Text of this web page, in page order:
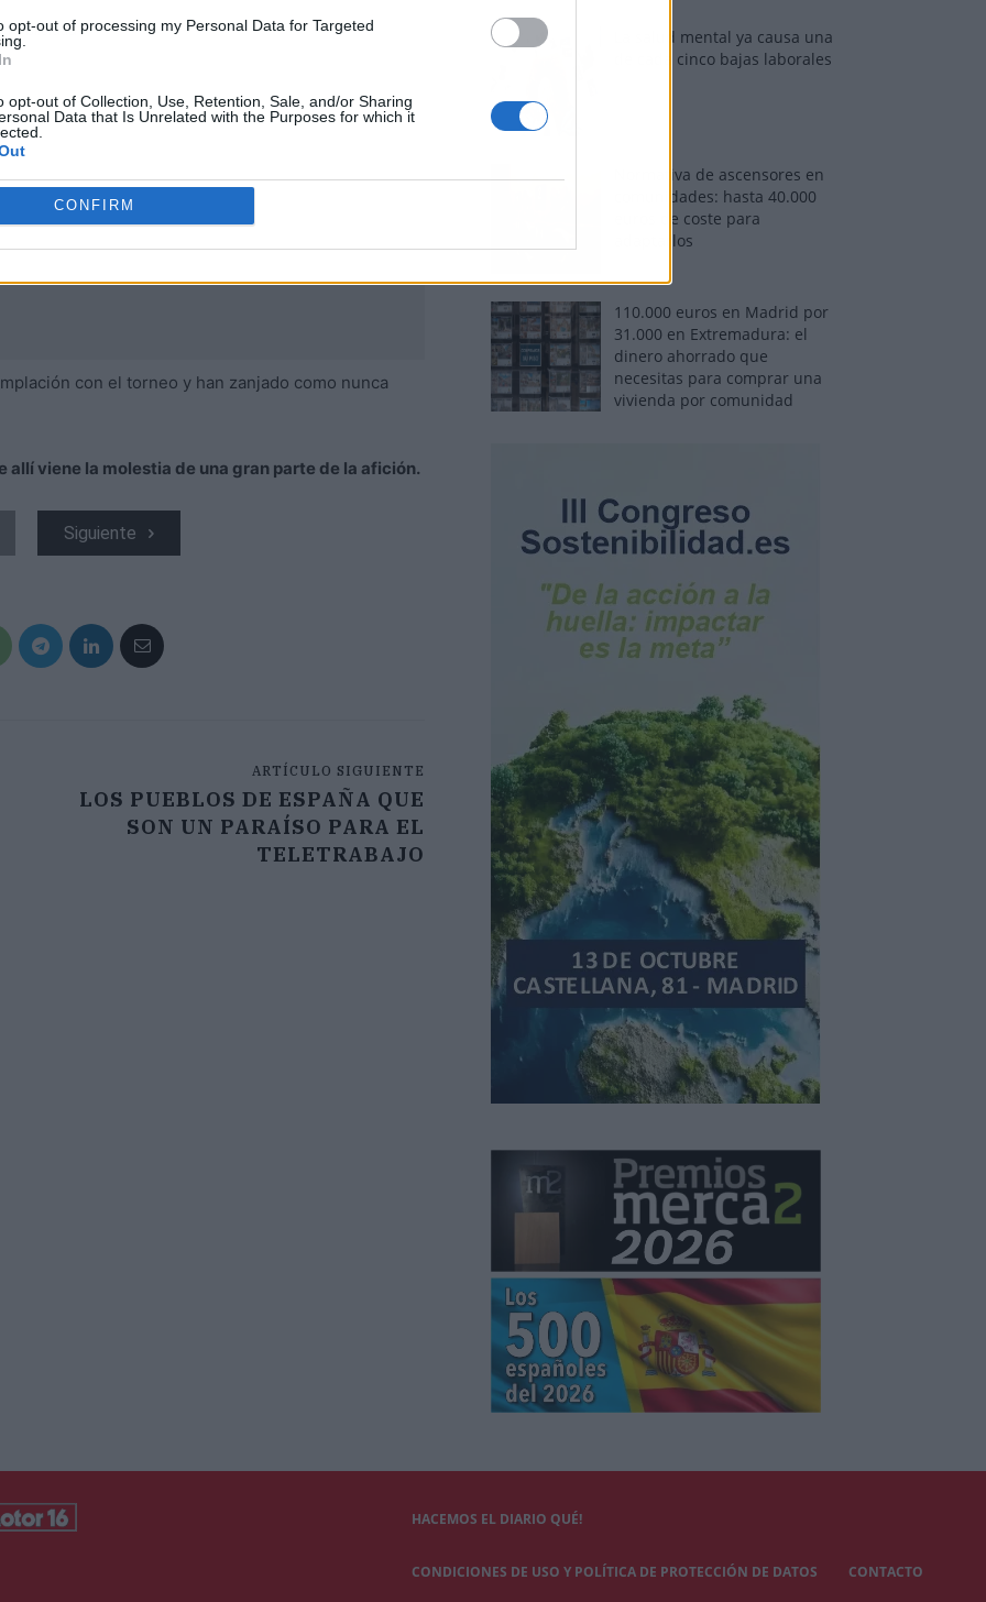
opt-out of processing my Personal Data for Targeted
opt-out of Collection, Use, Retention, Sale, and/or Sharing
Data that Is Unrelated with the Purposes for which it
CONFIRM
Publicidad
con el torneo y han zanjado como nunca
allí viene la molestia de una gran parte de la afición.
Siguiente
ARTÍCULO SIGUIENTE
LOS PUEBLOS DE ESPAÑA QUE
SON UN PARAÍSO PARA EL
TELETRABAJO
La salud mental ya causa una
de cada cinco bajas laborales
Normativa de ascensores en
comunidades: hasta 40.000
euros de coste para
adaptarlos
110.000 euros en Madrid por
31.000 en Extremadura: el
dinero ahorrado que
necesitas para comprar una
vivienda por comunidad
HACEMOS EL DIARIO QUÉ!
CONDICIONES DE USO Y POLÍTICA DE PROTECCIÓN DE DATOS CONTACTO